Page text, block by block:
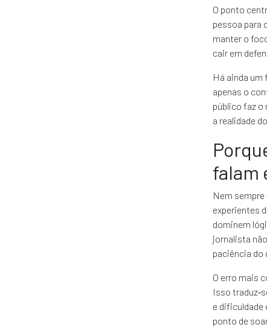
O ponto
pessoa para
manter o
cair em
Há ainda
apenas o
público faz o
a realidade
falam
Nem
experientes
dominem
jornalista
paciência do
O erro mais
Isso
e dificuldade
ponto de